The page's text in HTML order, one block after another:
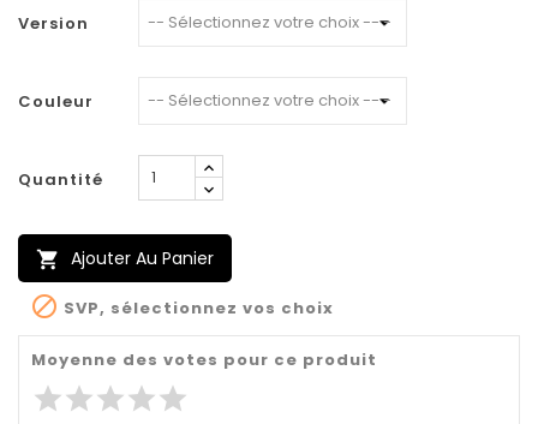
Version
Couleur
Quantité
 Ajouter Au Panier
 SVP, sélectionnez vos choix
Moyenne des votes pour ce produit
starstarstarstarstar